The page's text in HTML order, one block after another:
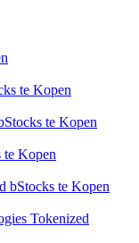
te Kopen
te Kopen
te Kopen
bStocks te Kopen
Tokenized